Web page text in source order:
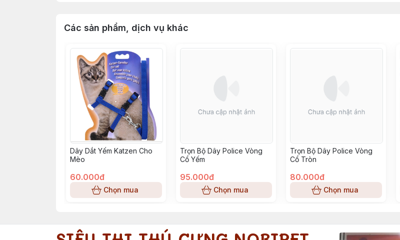
Các sản phẩm, dịch vụ khác
Dây Dắt Yếm Katzen Cho
Mèo
60.000đ
Chọn mua
Trọn Bộ Dây Police Vòng
Cổ Yếm
95.000đ
Chọn mua
Trọn Bộ Dây Police Vòng
Cổ Tròn
80.000đ
Chọn mua